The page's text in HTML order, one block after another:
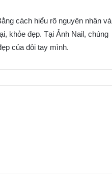
cách hiểu rõ nguyên nhân và
khỏe đẹp. Tại Ảnh Nail, chúng
của đôi tay mình.